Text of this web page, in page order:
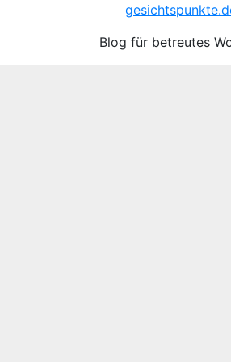
Blog für betreutes